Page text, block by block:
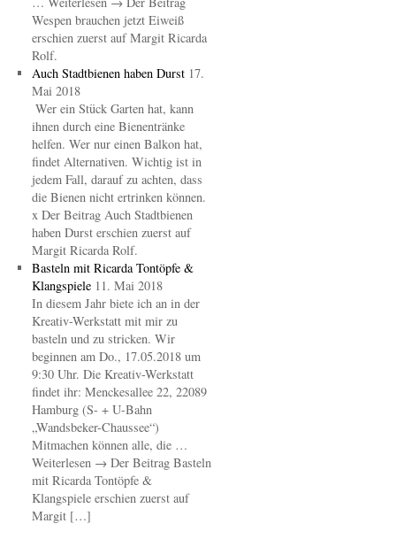
Wespen brauchen jetzt Eiweiß
erschien zuerst auf Margit Ricarda
Rolf.
Auch Stadtbienen haben Durst 17.
Mai 2018
Wer ein Stück Garten hat, kann
ihnen durch eine Bienentränke
helfen. Wer nur einen Balkon hat,
findet Alternativen. Wichtig ist in
jedem Fall, darauf zu achten, dass
die Bienen nicht ertrinken können.
x Der Beitrag Auch Stadtbienen
haben Durst erschien zuerst auf
Margit Ricarda Rolf.
Basteln mit Ricarda Tontöpfe &
Klangspiele 11. Mai 2018
In diesem Jahr biete ich an in der
Kreativ-Werkstatt mit mir zu
basteln und zu stricken. Wir
beginnen am Do., 17.05.2018 um
9:30 Uhr. Die Kreativ-Werkstatt
findet ihr: Menckesallee 22, 22089
Hamburg (S- + U-Bahn
„Wandsbeker-Chaussee“)
Mitmachen können alle, die …
Weiterlesen → Der Beitrag Basteln
mit Ricarda Tontöpfe &
Klangspiele erschien zuerst auf
Margit […]